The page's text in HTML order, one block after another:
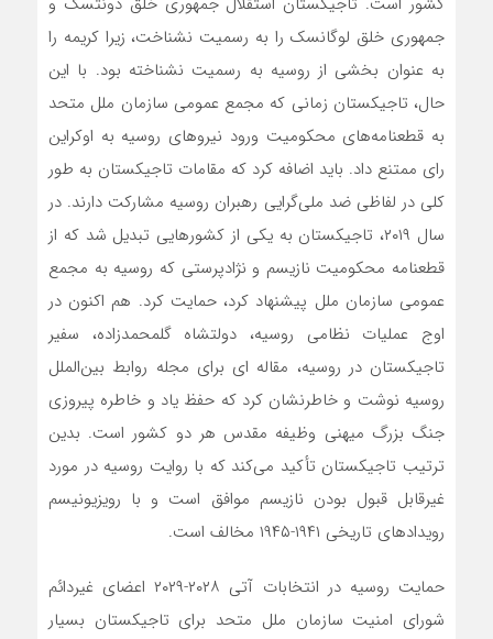
جمهوری خلق لوگانسک را به رسمیت نشناخت، زیرا کریمه را
به عنوان بخشی از روسیه به رسمیت نشناخته بود. با این
حال، تاجیکستان زمانی که مجمع عمومی سازمان ملل متحد
به قطعنامه‌های محکومیت ورود نیروهای روسیه به اوکراین
رای ممتنع داد. باید اضافه کرد که مقامات تاجیکستان به طور
کلی در لفاظی ضد ملی‌گرایی رهبران روسیه مشارکت دارند. در
سال ۲۰۱۹، تاجیکستان به یکی از کشورهایی تبدیل شد که از
قطعنامه محکومیت نازیسم و نژادپرستی که روسیه به مجمع
عمومی سازمان ملل پیشنهاد کرد، حمایت کرد. هم اکنون در
اوج عملیات نظامی روسیه، دولتشاه گلمحمدزاده، سفیر
تاجیکستان در روسیه، مقاله ای برای مجله روابط بین‌الملل
روسیه نوشت و خاطرنشان کرد که حفظ یاد و خاطره پیروزی
جنگ بزرگ میهنی وظیفه مقدس هر دو کشور است. بدین
ترتیب تاجیکستان تأکید می‌کند که با روایت روسیه در مورد
غیرقابل قبول بودن نازیسم موافق است و با رویزیونیسم
رویدادهای تاریخی ۱۹۴۱-۱۹۴۵ مخالف است.
حمایت روسیه در انتخابات آتی ۲۰۲۸-۲۰۲۹ اعضای غیردائم
شورای امنیت سازمان ملل متحد برای تاجیکستان بسیار